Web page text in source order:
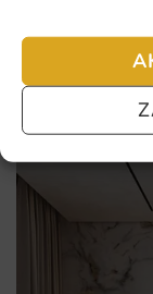
Pomagamy i
nie chcesz